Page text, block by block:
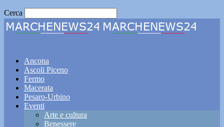
Cerca
Ancona
Ascoli Piceno
Fermo
Macerata
Pesaro-Urbino
Eventi
Arte e cultura
Benessere